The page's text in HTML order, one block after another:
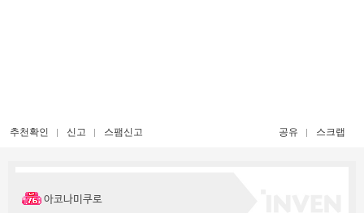
추천확인 신고 스팸신고 공유 스크랩
아코나미쿠로